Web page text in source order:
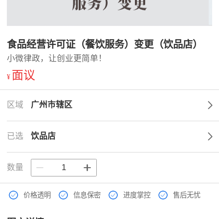
食品经营许可证（餐饮服务）变更（饮品店）
小微律政，让创业更简单！
¥ 面议
区域 广州市辖区
已选 饮品店
数量
价格透明 信息保密 进度掌控 售后无忧